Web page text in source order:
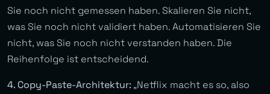
Sie noch nicht gemessen haben. Skalieren Sie nicht,
was Sie noch nicht validiert haben. Automatisieren Sie
nicht, was Sie noch nicht verstanden haben. Die
Reihenfolge ist entscheidend.
4. Copy-Paste-Architektur: „Netflix macht es so, also